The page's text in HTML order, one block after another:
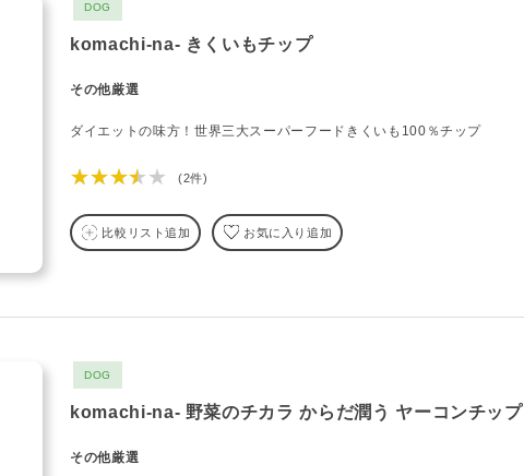
DOG
komachi-na- きくいもチップ
その他厳選
ダイエットの味方！世界三大スーパーフードきくいも100％チップ
★★★★★ (2件)
比較リスト追加 お気に入り追加
DOG
komachi-na- 野菜のチカラ からだ潤う ヤーコンチップ
その他厳選